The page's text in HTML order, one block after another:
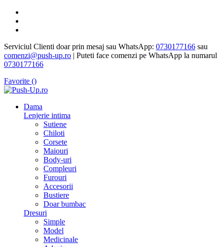
Serviciul Clienti doar prin mesaj sau WhatsApp: 0730177166 sau
comenzi@push-up.ro | Puteti face comenzi pe WhatsApp la numarul
0730177166
Favorite ()
Dama
Lenjerie intima
Sutiene
Chiloti
Corsete
Maiouri
Body-uri
Compleuri
Furouri
Accesorii
Bustiere
Doar bumbac
Dresuri
Simple
Model
Medicinale